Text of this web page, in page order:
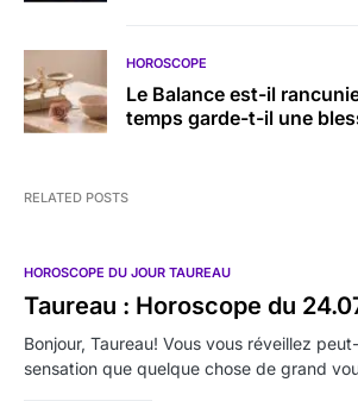
HOROSCOPE
Le Balance est-il
temps garde-t-il une
RELATED POSTS
HOROSCOPE DU JOUR TAUREAU
Taureau : Horoscope du
Bonjour, Taureau! Vous vous réveillez
sensation que quelque chose de grand